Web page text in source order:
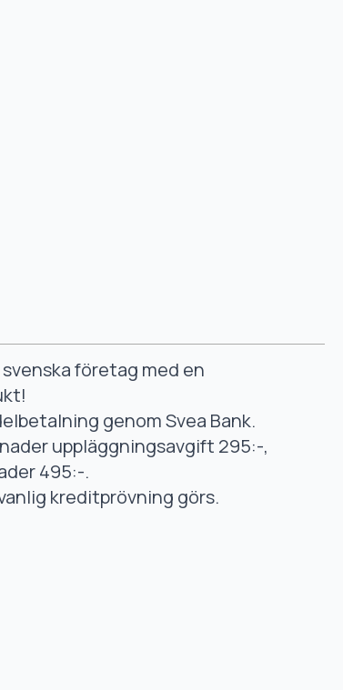
företag med en
genom Svea Bank.
uppläggningsavgift 295:-,
495:-.
kreditprövning görs.